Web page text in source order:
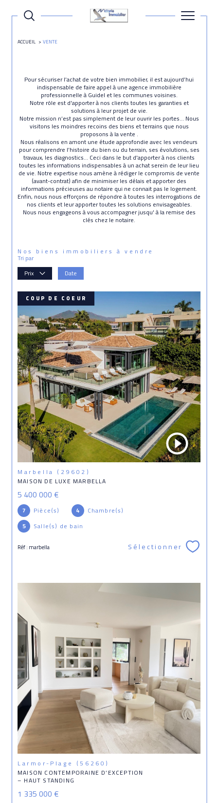
ACCUEIL VENTE
Pour sécuriser l’achat de votre bien immobilier, il est aujourd’hui
indispensable de faire appel à une agence immobilière
professionnelle à Guidel et les communes voisines.
Notre rôle est d'apporter à nos clients toutes les garanties et
solutions à leur projet de vie.
Notre mission n’est pas simplement de leur ouvrir les portes… Nous
visitons les moindres recoins des biens et terrains que nous
proposons à la vente .
Nous réalisons en amont une étude approfondie avec les vendeurs
pour comprendre l’histoire du bien ou du terrain, ses évolutions, ses
travaux, les diagnostics… Ceci dans le but d'apporter à nos clients
toutes les informations indispensables à un achat serein de leur lieu
de vie. Notre expertise nous amène à rédiger le compromis de vente
(avant-contrat) afin de minimiser les délais et apporter des
informations précieuses au notaire qui ne connait pas le logement.
Enfin, nous nous efforçons de répondre à toutes les interrogations de
nos clients et leur apporter toutes les solutions envisageables.
Nous nous engageons à vous accompagner jusqu' à la remise des
clés chez le notaire.
Nos biens immobiliers à vendre
Tri par
Prix
Date
COUP DE COEUR
Marbella (29602)
MAISON DE LUXE MARBELLA
5 400 000 €
7 Pièce(s) 4
Chambre(s)
5
Salle(s) de bain
Réf : marbella Sélectionner
Larmor-Plage (56260)
MAISON CONTEMPORAINE D’EXCEPTION
– HAUT STANDING
1 335 000 €